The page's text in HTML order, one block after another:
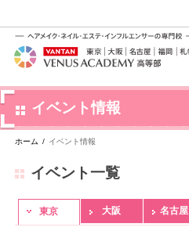
イベント情報
ホーム / イベント情報
イベント一覧
東京 大阪 名古屋